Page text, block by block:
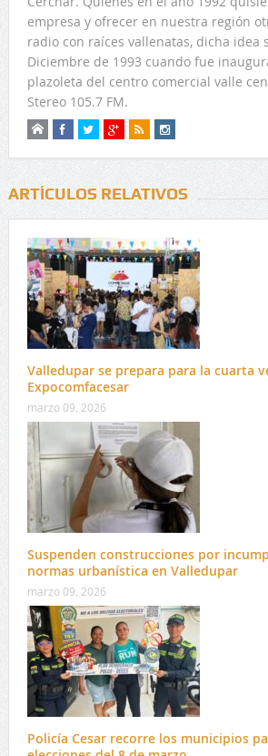
empresa y ofrecer en nuestra región
radio con raíces vallenatas, dicha idea
Diciembre de 1993 cuando fue
plazoleta del centro comercial valle
Stereo 105.7 FM.
ARTÍCULOS RELATIVOS
Valledupar se prepara para la cuarta
Expocomfacesar
marzo 09, 2026
Suspenden construcciones por
normas urbanística en Valledupar
marzo 09, 2026
Policía Cesar recorre los municipios